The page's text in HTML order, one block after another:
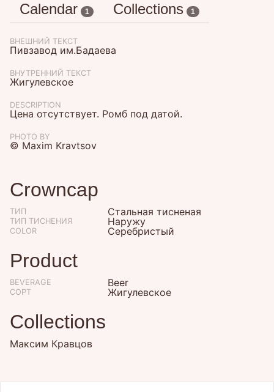
Calendar 1 Collections 1
ВНЕШНИЙ ТЕКСТ
Пивзавод им.Бадаева
ВНУТРЕННИЙ ТЕКСТ
Жигулевское
DESCRIPTION
Цена отсутствует. Ромб под датой.
PHOTO BY
© Maxim Kravtsov
Crowncap
ТИП Стальная тисненая
ТИП ТИСНЕНИЯ Наружу
COLOR Серебристый
Product
BEVERAGE Beer
СОРТ Жигулевское
Collections
Максим Кравцов